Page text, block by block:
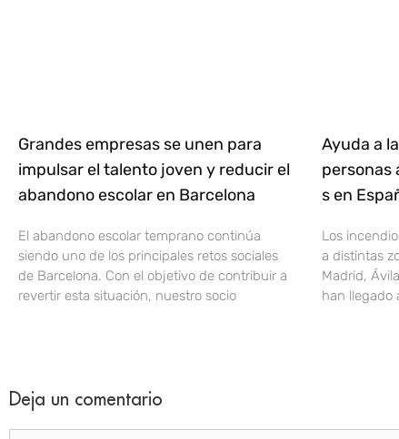
Grandes empresas se unen para
impulsar el talento joven y reducir el
abandono escolar en Barcelona
El abandono escolar temprano continúa
siendo uno de los principales retos sociales
de Barcelona. Con el objetivo de contribuir a
revertir esta situación, nuestro socio
Ayuda a
personas
s en
Los
a distintas
Madrid,
han llegado
Deja un comentario